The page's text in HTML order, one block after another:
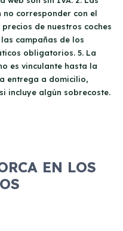
no corresponder con el
de nuestros coches
campañas de los
obligatorios. 5. La
es vinculante hasta la
entrega a domicilio,
incluye algún sobrecoste.
EN LOS